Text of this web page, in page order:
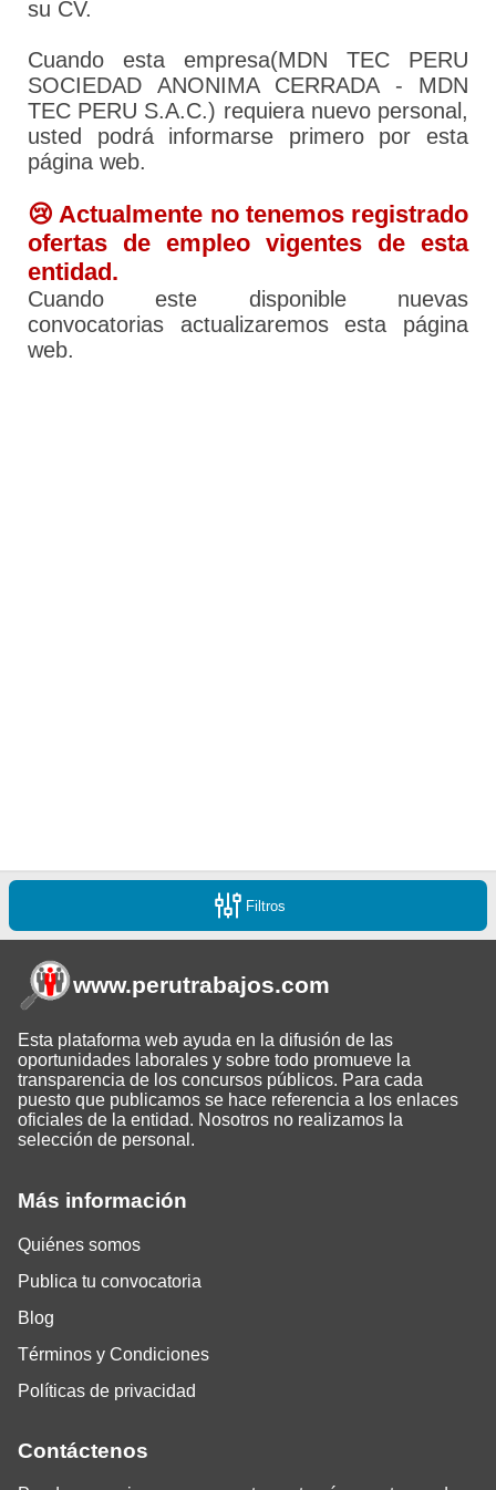
su CV.
Cuando esta empresa(MDN TEC PERU
SOCIEDAD ANONIMA CERRADA - MDN
TEC PERU S.A.C.) requiera nuevo personal,
usted podrá informarse primero por esta
página web.
😢 Actualmente no tenemos registrado
ofertas de empleo vigentes de esta
entidad.
Cuando este disponible nuevas
convocatorias actualizaremos esta página
web.
Filtros
Más información
Quiénes somos
Publica tu convocatoria
Blog
Términos y Condiciones
Políticas de privacidad
Contáctenos
www.perutrabajos.com
Esta plataforma web ayuda en la difusión de las
oportunidades laborales y sobre todo promueve la
transparencia de los concursos públicos. Para cada
puesto que publicamos se hace referencia a los enlaces
oficiales de la entidad. Nosotros no realizamos la
selección de personal.